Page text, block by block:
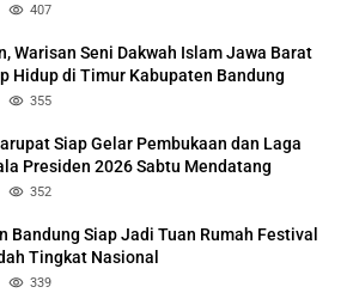
407
Warisan Seni Dakwah Islam Jawa Barat
Hidup di Timur Kabupaten Bandung
355
Siap Gelar Pembukaan dan Laga
Presiden 2026 Sabtu Mendatang
352
Bandung Siap Jadi Tuan Rumah Festival
Tingkat Nasional
339